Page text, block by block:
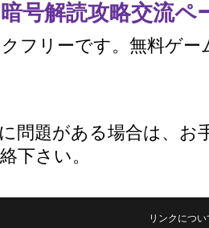
号解読攻略交流ペ
フリーです。無料ゲー
問題がある場合は、お
下さい。
リンクについ